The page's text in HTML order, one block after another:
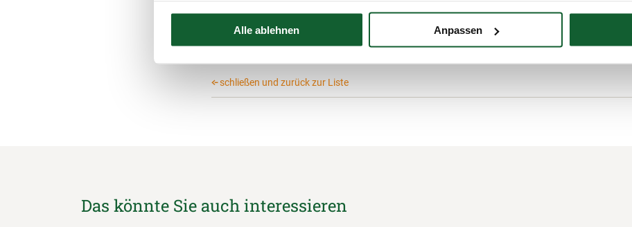
Alle ablehnen Anpassen
Ideen gerne an
feedback@steuerring.com.
schließen und zurück zur Liste
Das könnte Sie auch interessieren